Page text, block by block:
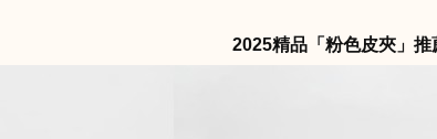
2025精品「粉色皮夾」